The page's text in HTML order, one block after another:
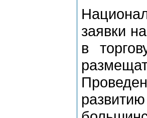
заявки
в